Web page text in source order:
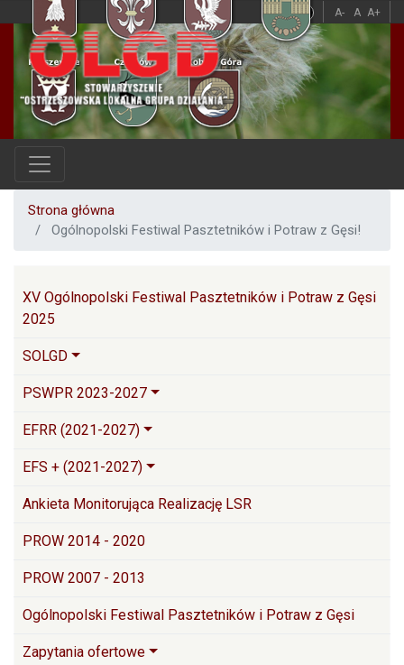
Przejdź
do
treści
A- A A+
A A
Strona główna
Ogólnopolski Festiwal Pasztetników i Potraw z Gęsi!
Główna nawigacja
XV Ogólnopolski Festiwal Pasztetników i Potraw z Gęsi
2025
SOLGD
PSWPR 2023-2027
EFRR (2021-2027)
EFS + (2021-2027)
Ankieta Monitorująca Realizację LSR
PROW 2014 - 2020
PROW 2007 - 2013
Ogólnopolski Festiwal Pasztetników i Potraw z Gęsi
Zapytania ofertowe